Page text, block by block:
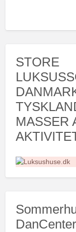
STORE
MASSER
DanCenter